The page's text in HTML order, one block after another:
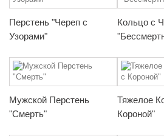
Перстень "Череп с
Узорами"
Кольцо с
Мужской Перстень
"Смерть"
Тяжелое
Короной"